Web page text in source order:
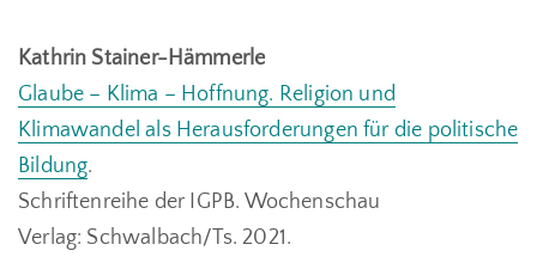
Kathrin Stainer-Hämmerle
Glaube – Klima – Hoffnung. Religion und
Klimawandel als Herausforderungen für die politische
Bildung.
Schriftenreihe der IGPB. Wochenschau
Verlag: Schwalbach/Ts. 2021.